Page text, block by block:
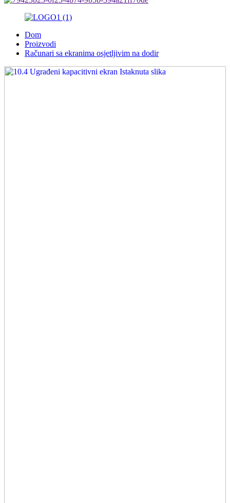
Dom
Proizvodi
Računari sa ekranima osjetljivim na dodir